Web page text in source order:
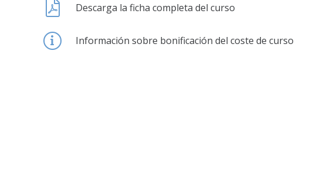
Descarga la ficha completa del curso
Información sobre bonificación del coste de curso